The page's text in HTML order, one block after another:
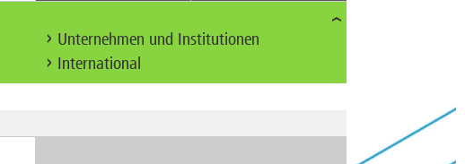
Unternehmen und Institutionen
International